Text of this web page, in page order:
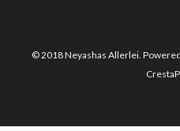
© 2018 Neyashas Allerlei.